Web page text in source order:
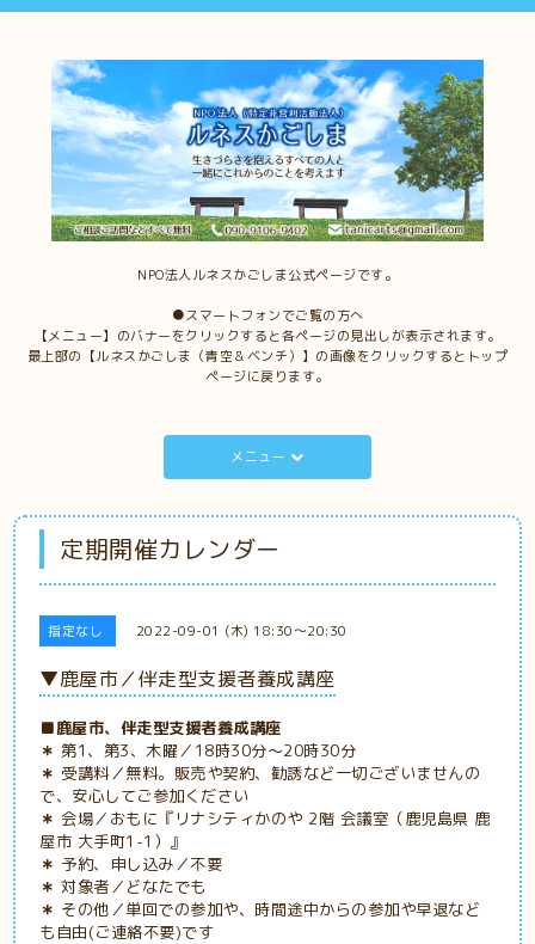
NPO法人ルネスかごしま公式ページです。
●スマートフォンでご覧の方へ
【メニュー】のバナーをクリックすると各ページの見出しが表示されます。
最上部の【ルネスかごしま（青空＆ベンチ）】の画像をクリックするとトップ
ページに戻ります。
メニュー
定期開催カレンダー
指定なし 2022-09-01 (木) 18:30～20:30
▼鹿屋市／伴走型支援者養成講座
■鹿屋市、伴走型支援者養成講座
＊ 第1、第3、木曜／18時30分～20時30分
＊ 受講料／無料。販売や契約、勧誘など一切ございませんの
で、安心してご参加ください
＊会場／おもに『リナシティかのや 2階 会議室（鹿児島県 鹿
屋市 大手町1-1）』
＊ 予約、申し込み／不要
＊対象者／どなたでも
＊ その他／単回での参加や、時間途中からの参加や早退など
も自由(ご連絡不要)です